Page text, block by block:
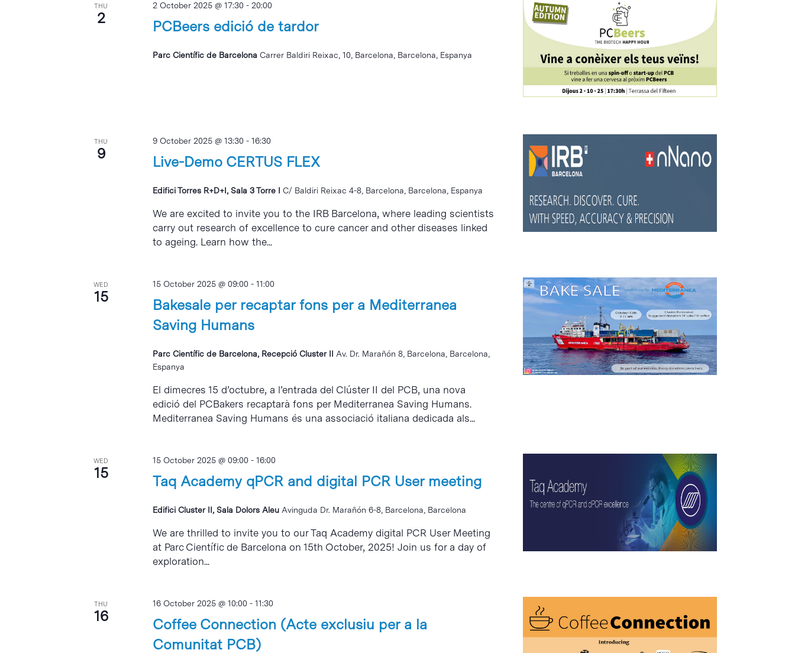
THU
2 PCBeers edició de tardor
2 October 2025 @ 17:30- 20:00
Parc Científic de Barcelona Carrer Baldiri Reixac, 10, Barcelona, Barcelona, Espanya
THU
9 Live-Demo CERTUS FLEX
9 October 2025 @ 13:30- 16:30
Edifici Torres R+D+I, Sala 3 Torre I C/ Baldiri Reixac 4-8, Barcelona, Barcelona, Espanya
We are excited to invite you to the IRB Barcelona, where leading scientists
carry out research of excellence to cure cancer and other diseases linked
to ageing. Learn how the...
WED
15
Bakesale per recaptar fons per a Mediterranea
Saving Humans
15 October 2025 @ 09:00- 11:00
Parc Científic de Barcelona, Recepció Cluster II Av. Dr. Marañón 8, Barcelona, Barcelona,
Espanya
El dimecres 15 d’octubre, a l’entrada del Clúster II del PCB, una nova
edició del PCBakers recaptarà fons per Mediterranea Saving Humans.
Mediterranea Saving Humans és una associació italiana dedicada als...
WED
15 Taq Academy qPCR and digital PCR User meeting
15 October 2025 @ 09:00- 16:00
Edifici Cluster II, Sala Dolors Aleu Avinguda Dr. Marañón 6-8, Barcelona, Barcelona
We are thrilled to invite you to our Taq Academy digital PCR User Meeting
at Parc Científic de Barcelona on 15th October, 2025! Join us for a day of
exploration...
THU
16
Coffee Connection (Acte exclusiu per a la
Comunitat PCB)
16 October 2025 @ 10:00- 11:30